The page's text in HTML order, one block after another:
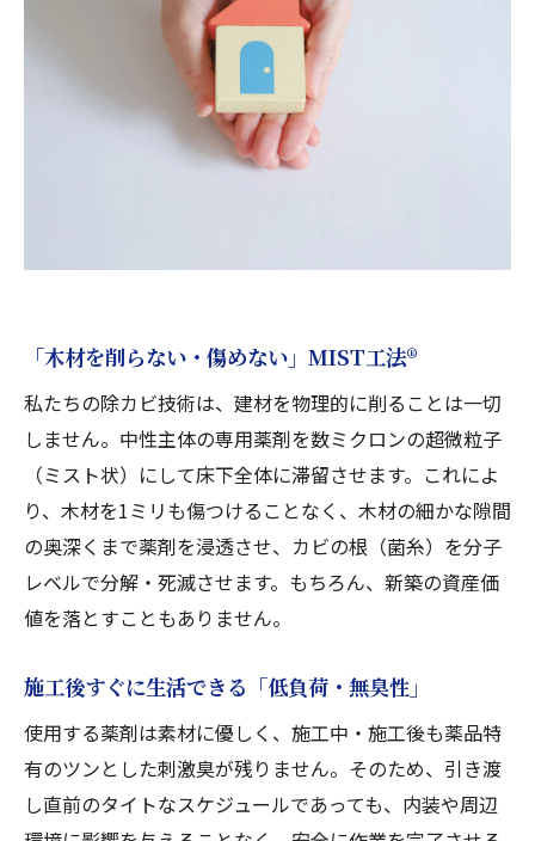
「木材を削らない・傷めない」MIST工法®
私たちの除カビ技術は、建材を物理的に削ることは一切
しません。中性主体の専用薬剤を数ミクロンの超微粒子
（ミスト状）にして床下全体に滞留させます。これによ
り、木材を1ミリも傷つけることなく、木材の細かな隙間
の奥深くまで薬剤を浸透させ、カビの根（菌糸）を分子
レベルで分解・死滅させます。もちろん、新築の資産価
値を落とすこともありません。
施工後すぐに生活できる「低負荷・無臭性」
使用する薬剤は素材に優しく、施工中・施工後も薬品特
有のツンとした刺激臭が残りません。そのため、引き渡
し直前のタイトなスケジュールであっても、内装や周辺